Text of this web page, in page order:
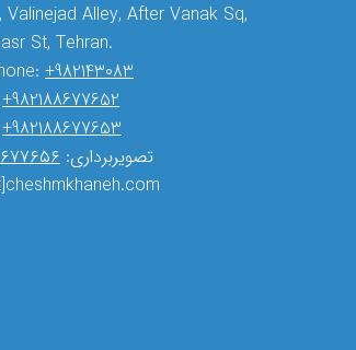
Valinejad Alley, After Vanak Sq,
St, Tehran.
+982143083
+982188677652
+982188677653
تصویربرداری: